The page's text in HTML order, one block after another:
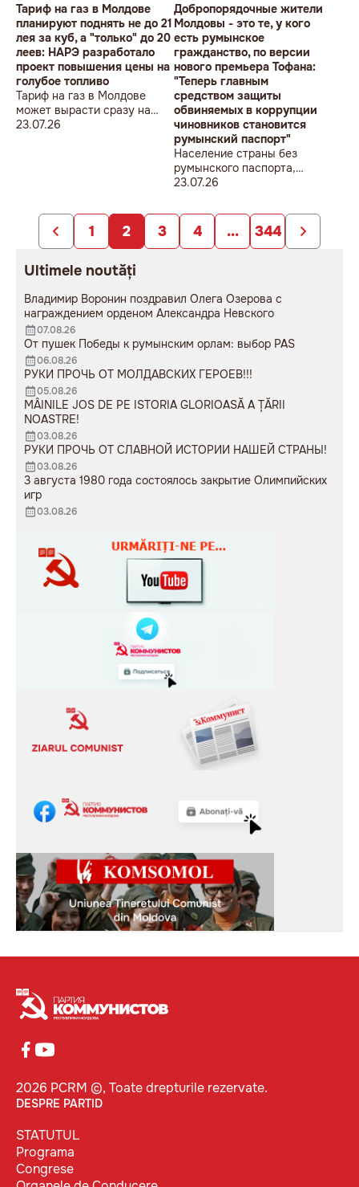
Тариф на газ в Молдове
планируют поднять не до 21
лея за куб, а "только" до 20
леев: НАРЭ разработало
проект повышения цены на
голубое топливо
Тариф на газ в Молдове
может вырасти сразу на
40%
23.07.26
Добропорядочные жители
Молдовы - это те, у кого
есть румынское
гражданство, по версии
нового премьера Тофана:
"Теперь главным
средством защиты
обвиняемых в коррупции
чиновников становится
румынский паспорт"
Население страны без
румынского паспорта,
жители Гагаузской
Приднестровья, по его
убеждению, значит —
недобропорядочные, так
23.07.26
1 2 3 4 ... 344
Ultimele noutăți
Владимир Воронин поздравил Олега Озерова с
награждением орденом Александра Невского
07.08.26
От пушек Победы к румынским орлам: выбор PAS
06.08.26
РУКИ ПРОЧЬ ОТ МОЛДАВСКИХ ГЕРОЕВ!!!
05.08.26
MÂINILE JOS DE PE ISTORIA GLORIOASĂ A ȚĂRII
NOASTRE!
03.08.26
РУКИ ПРОЧЬ ОТ СЛАВНОЙ ИСТОРИИ НАШЕЙ СТРАНЫ!
03.08.26
3 августа 1980 года состоялось закрытие Олимпийских
игр
03.08.26
2026 PCRM ©, Toate drepturile rezervate.
DESPRE PARTID
STATUTUL
Programa
Congrese